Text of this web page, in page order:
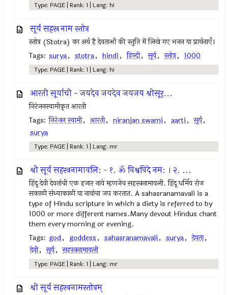
Type: PAGE | Rank: 1 | Lang: hi
सूर्य सहस्र नाम स्तोत्र
स्तोत्र (Stotra) का अर्थ है देवताओं की स्तुति में लिखे गए भजन या प्रार्थनाएँ।
Tags: surya, stotra, hindi, हिन्दी, सूर्य, स्तोत्र, 1000
Type: PAGE | Rank: 1 | Lang: hi
आरती सूर्याची - जयदेव जयदेव जयजय श्रीसूर्...
निरंजनस्वामीकृत आरती
Tags: निरंजन स्वामी, आरती, niranjan swami, aarti, सूर्य,
surya
Type: PAGE | Rank: 1 | Lang: mr
श्री सूर्य सहस्त्रनामावलि: - १. ॐ विश्वविदे नम: । २. ...
हिंदू देवी देवतांची एक हजार नावे म्हणजेच सहस्त्रनामावली. हिंदू धर्मिय रोज
सकाळी संध्याकाळी या नावांचा जप करतात. A sahasranamavali is a
type of Hindu scripture in which a diety is referred to by
1000 or more different names.Many devout Hindus chant
them every morning or evening.
Tags: god, goddess, sahasranamavali, surya, देवता,
देवी, सूर्य, सहस्त्रनामावली
Type: PAGE | Rank: 1 | Lang: mr
श्री सूर्य सहस्त्रनामस्तोत्रम्